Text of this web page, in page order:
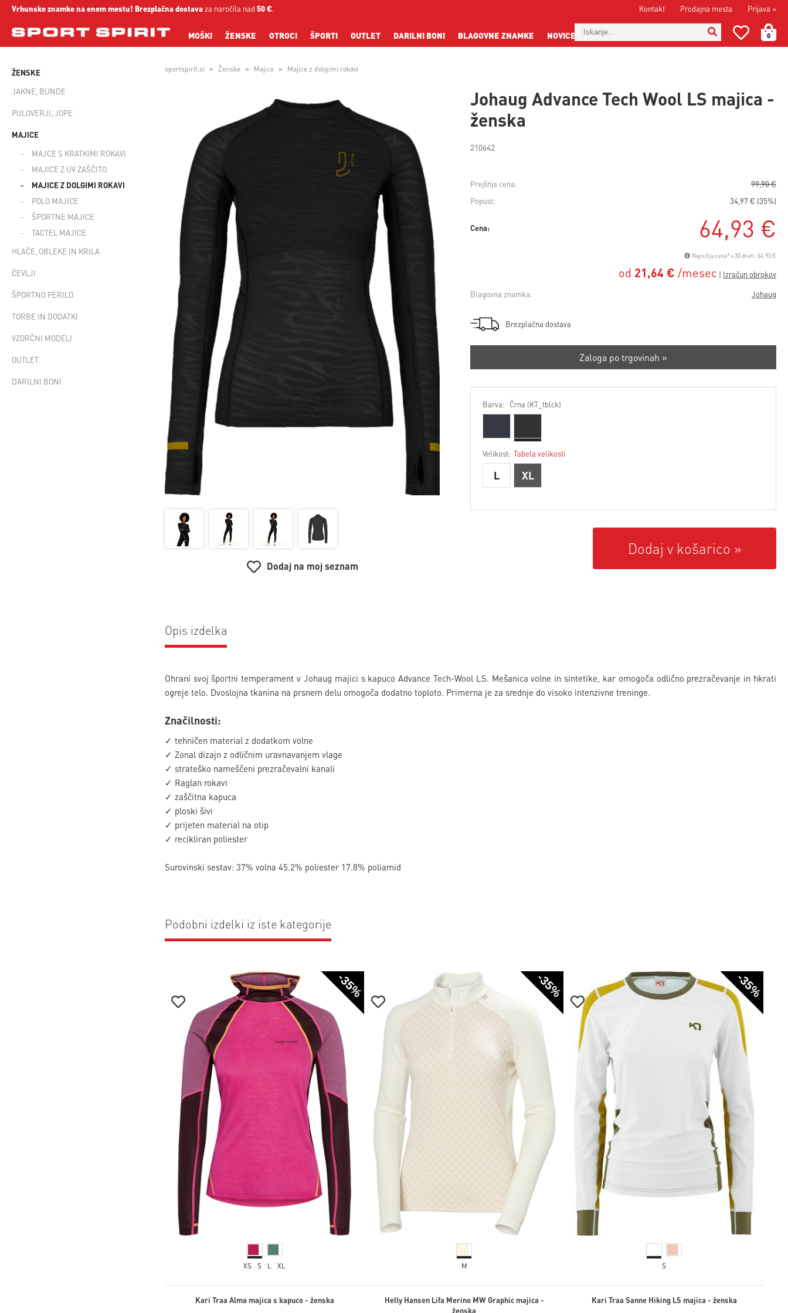
Prijava »
Kontakt Prodajna mesta
Vrhunske znamke na enem mestu! Brezplačna dostavaza naročila nad 50 €.
0
MOŠKI ŽENSKE OTROCI ŠPORTI OUTLET DARILNI BONI BLAGOVNE ZNAMKE NOVICE
ŽENSKE
JAKNE, BUNDE
PULOVERJI, JOPE
MAJICE
MAJCE S KRATKIMI ROKAVI
MAJICE Z UV ZAŠČITO
MAJICE Z DOLGIMI ROKAVI
POLO MAJICE
ŠPORTNE MAJICE
TACTEL MAJICE
HLAČE, OBLEKE IN KRILA
ČEVLJI
ŠPORTNO PERILO
TORBE IN DODATKI
VZORČNI MODELI
OUTLET
DARILNI BONI
sportspirit.si Ženske Majice Majice z dolgimi rokavi
Johaug Advance Tech Wool LS majica -
ženska
210642
Dodaj na moj seznam
Prejšnja cena:
99,90 €
Popust:
34,97 € (35%)
Cena: 64,93 €
Najnižja cena* v 30 dneh: 64,93 €
od 21,64 € /mesec
Blagovna znamka: Johaug
Brezplačna dostava
Zaloga po trgovinah »
Barva: Črna (KT_tblck)
Velikost: Tabela velikosti
L XL
Dodaj v košarico
Opis izdelka
Ohrani svoj športni temperament v Johaug majici s kapuco Advance Tech-Wool LS. Mešanica volne in sintetike, kar omogoča odlično prezračevanje in hkrati
ogreje telo. Dvoslojna tkanina na prsnem delu omogoča dodatno toploto. Primerna je za srednje do visoko intenzivne treninge.
Značilnosti:
✓ tehničen material z dodatkom volne
✓ Zonal dizajn z odličnim uravnavanjem vlage
✓ strateško nameščeni prezračevalni kanali
✓ Raglan rokavi
✓ zaščitna kapuca
✓ ploski šivi
✓ prijeten material na otip
✓ recikliran poliester
Surovinski sestav: 37% volna 45.2% poliester 17.8% poliamid
Podobni izdelki iz iste kategorije
-35%
XS S L XL
Kari Traa Alma majica s kapuco - ženska
-35%
M
Helly Hansen Lifa Merino MW Graphic majica -
ženska
-35%
S
Kari Traa Sanne Hiking LS majica - ženska